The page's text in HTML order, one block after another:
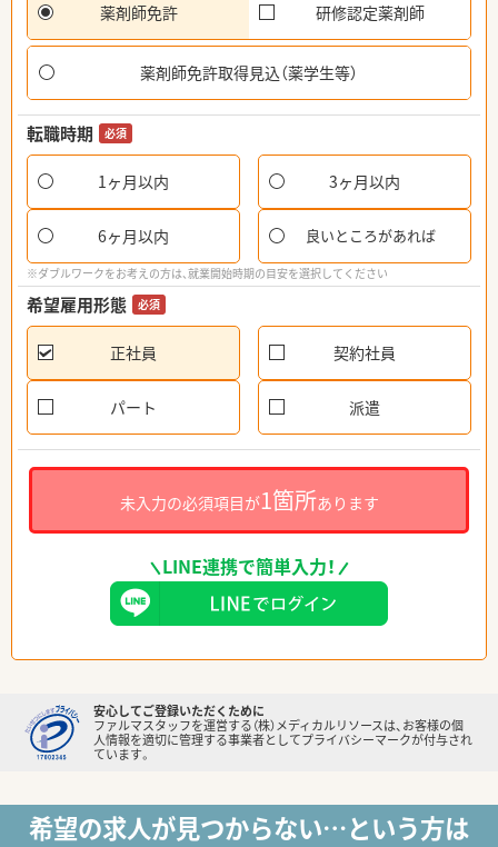
薬剤師免許 研修認定薬剤師
薬剤師免許取得見込（薬学生等）
転職時期 必須
1ヶ月以内 3ヶ月以内
6ヶ月以内 良いところがあれば
※ダブルワークをお考えの方は、就業開始時期の目安を選択してください
希望雇用形態 必須
正社員 契約社員
パート 派遣
未入力の必須項目が1箇所あります
LINE連携で簡単入力！
安心してご登録いただくために
ファルマスタッフを運営する（株）メディカルリソースは、お客様の個
人情報を適切に管理する事業者としてプライバシーマークが付与され
ています。
希望の求人が見つからない…という方は